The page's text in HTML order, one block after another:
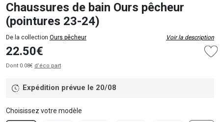
Chaussures de bain Ours pêcheur
(pointures 23-24)
De la collection Ours pêcheur Voir la description
22.50€
Dont 0.08€ d’éco part
Expédition prévue le 20/08
Choisissez votre modèle